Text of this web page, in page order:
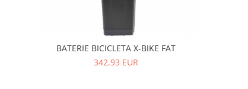
BATERIE BICICLETA X-BIKE FAT
342,93 EUR